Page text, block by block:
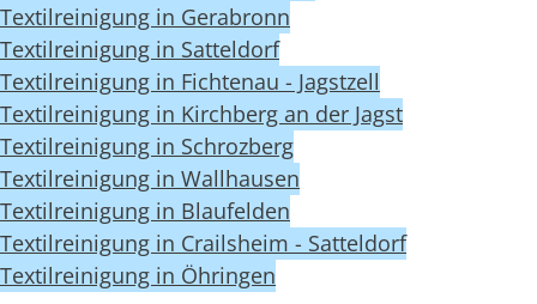
Textilreinigung in Gerabronn
Textilreinigung in Satteldorf
Textilreinigung in Fichtenau - Jagstzell
Textilreinigung in Kirchberg an der Jagst
Textilreinigung in Schrozberg
Textilreinigung in Wallhausen
Textilreinigung in Blaufelden
Textilreinigung in Crailsheim - Satteldorf
Textilreinigung in Öhringen